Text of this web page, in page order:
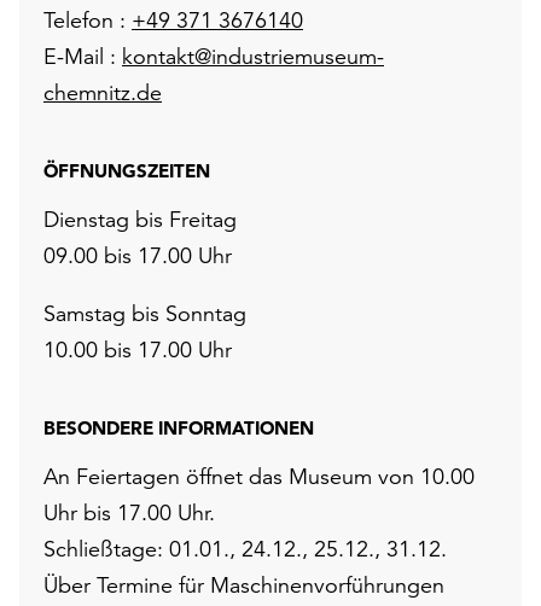
Telefon : +49 371 3676140
E-Mail : kontakt@industriemuseum-
chemnitz.de
ÖFFNUNGSZEITEN
Dienstag bis Freitag
09.00 bis 17.00 Uhr
Samstag bis Sonntag
10.00 bis 17.00 Uhr
BESONDERE INFORMATIONEN
An Feiertagen öffnet das Museum von 10.00
Uhr bis 17.00 Uhr.
Schließtage: 01.01., 24.12., 25.12., 31.12.
Über Termine für Maschinenvorführungen